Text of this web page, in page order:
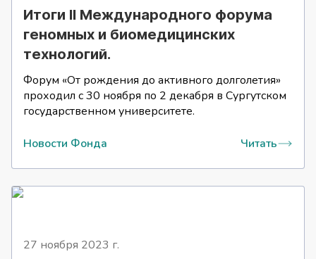
Итоги II Международного форума
геномных и биомедицинских
технологий.
Форум «От рождения до активного долголетия»
проходил с 30 ноября по 2 декабря в Сургутском
государственном университете.
Новости Фонда Читать
27 ноября 2023 г.